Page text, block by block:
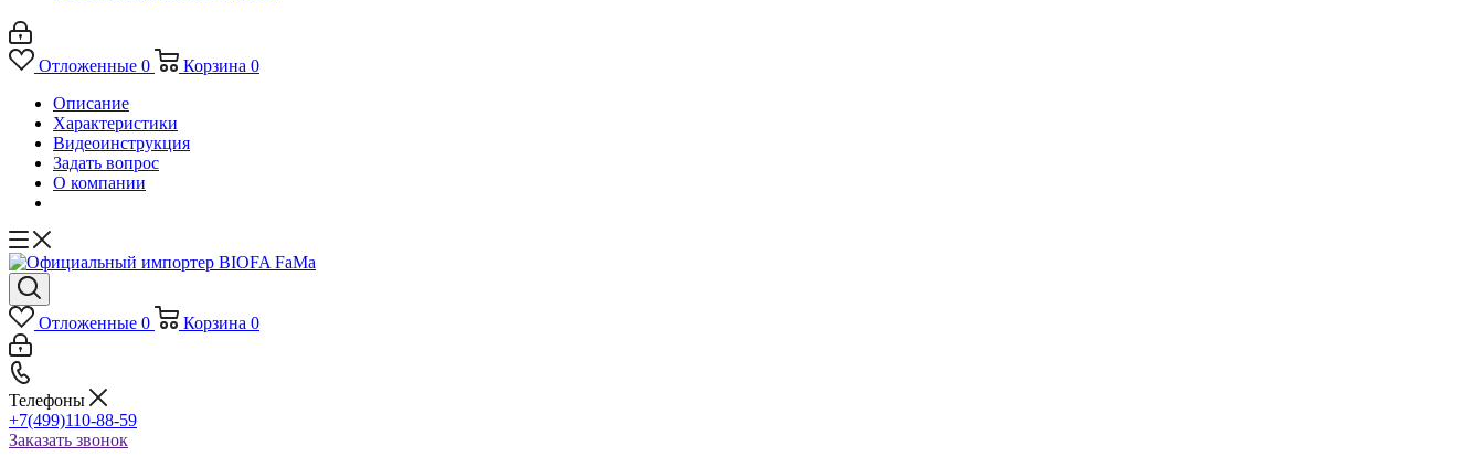
Отложенные 0 Корзина 0
Описание
Характеристики
Видеоинструкция
Задать вопрос
О компании
Отложенные 0 Корзина 0
Телефоны
+7(499)110-88-59
Заказать звонок